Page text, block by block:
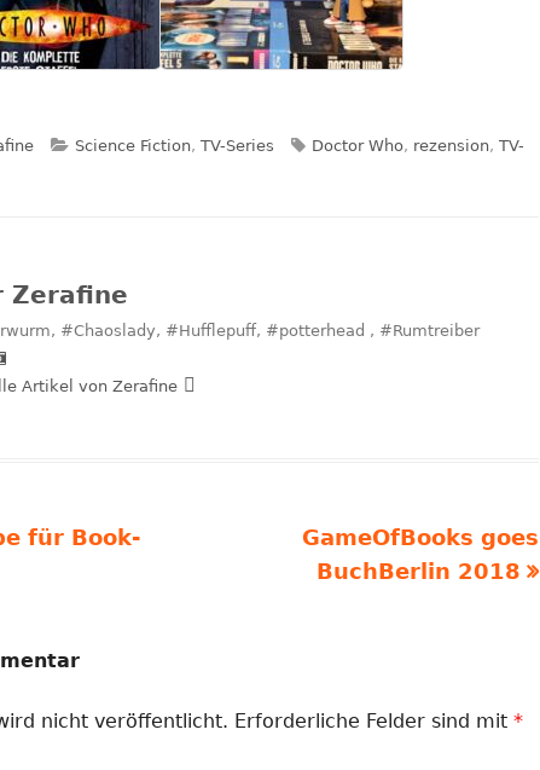
Kategorien
Science Fiction, TV-Series Schlagwörter
Doctor Who, rezension, TV-
Zerafine
#Chaoslady, #Hufflepuff, #potterhead , #Rumtreiber
Artikel von Zerafine
für Book-
Nächster
Beitrag
GameOfBooks goes
BuchBerlin 2018
nicht veröffentlicht. Erforderliche Felder sind mit *